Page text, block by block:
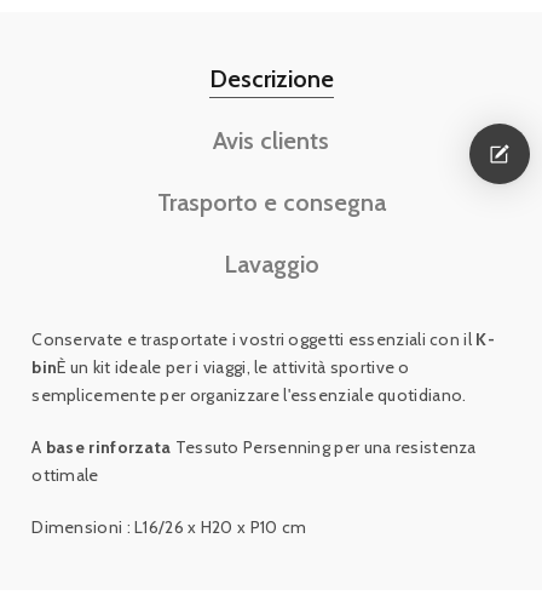
Descrizione
Avis clients
Trasporto e consegna
Lavaggio
Conservate e trasportate i vostri oggetti essenziali con il K-
binÈ un kit ideale per i viaggi, le attività sportive o
semplicemente per organizzare l'essenziale quotidiano.
A base rinforzata Tessuto Persenning per una resistenza
ottimale
Dimensioni : L16/26 x H20 x P10 cm